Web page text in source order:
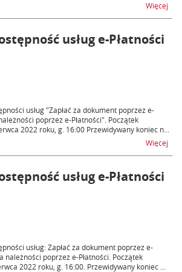
Więcej
usług e-Płatności
usług "Zapłać za dokument poprzez e-
poprzez e-Płatności". Początek
2022 roku, g. 16:00 Przewidywany koniec n...
Więcej
usług e-Płatności
usług: Zapłać za dokument poprzez e-
należności poprzez e-Płatności. Początek
2022 roku, g. 16:00. Przewidywany koniec ...